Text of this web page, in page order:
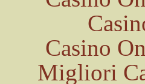
Casino
Migliori